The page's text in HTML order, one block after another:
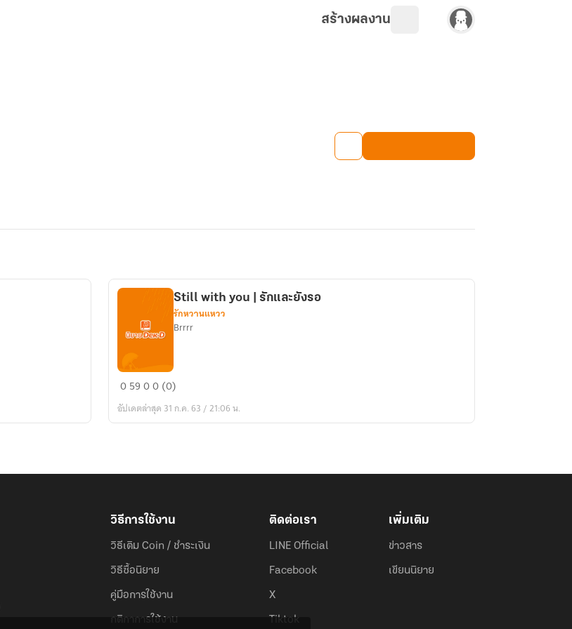
สร้างผลงาน
Still
you
Still with you | รักและยังรอ
รักหวานแหวว
Brrrr
05900 (0)
อัปเดตล่าสุด 31 ก.ค. 63 / 21:06 น.
วิธีการใช้งาน
วิธีเติม Coin / ชำระเงิน
วิธีซื้อนิยาย
คู่มือการใช้งาน
กติกาการใช้งาน
ติดต่อเรา
LINE Official
Facebook
X
Tiktok
เพิ่มเติม
ข่าวสาร
เขียนนิยาย